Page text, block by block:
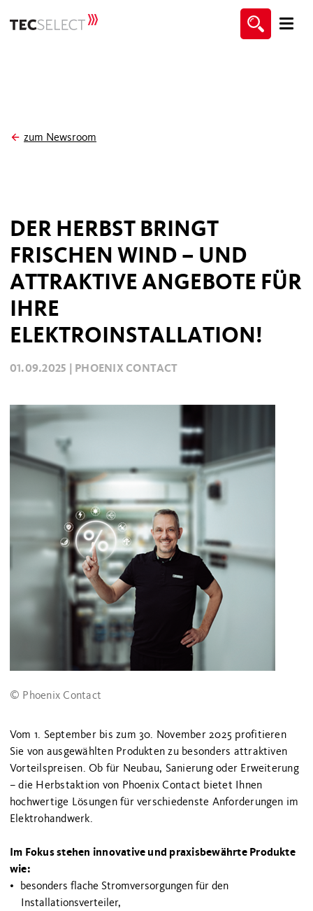
zum Newsroom
DER HERBST BRINGT
FRISCHEN WIND – UND
ATTRAKTIVE ANGEBOTE FÜR
IHRE
ELEKTROINSTALLATION!
01.09.2025 | PHOENIX CONTACT
© Phoenix Contact
Vom 1. September bis zum 30. November 2025 profitieren
Sie von ausgewählten Produkten zu besonders attraktiven
Vorteilspreisen. Ob für Neubau, Sanierung oder Erweiterung
– die Herbstaktion von Phoenix Contact bietet Ihnen
hochwertige Lösungen für verschiedenste Anforderungen im
Elektrohandwerk.
Im Fokus stehen innovative und praxisbewährte Produkte
wie:
besonders flache Stromversorgungen für den
Installationsverteiler,